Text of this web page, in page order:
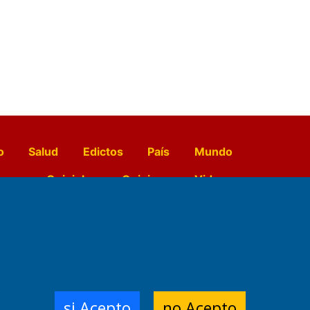
Salud Edictos País
Mundo
Quiniela Opinion
Videos